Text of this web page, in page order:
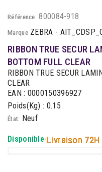
Référence: 800084-918
Marque ZEBRA -
RIBBON TRUE SECUR
BOTTOM FULL CLEAR
RIBBON TRUE SECUR
CLEAR
EAN : 0000150396927
Poids(Kg) : 0.15
État: Neuf
Disponible-Livraison 72H